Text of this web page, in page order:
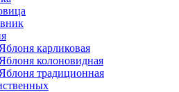
Яблоня карликовая
Яблоня колоновидная
Яблоня традиционная